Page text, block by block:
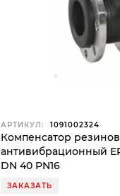
АРТИКУЛ: 1091002324
Компенсатор
антивибрационный
DN 40 PN16
ЗАКАЗАТЬ